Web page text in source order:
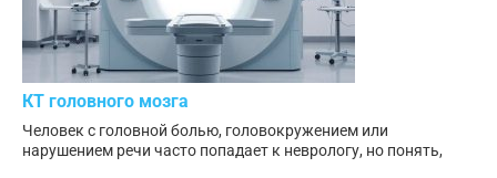
КТ головного мозга
Человек с головной болью, головокружением или
нарушением речи часто попадает к неврологу, но понять,